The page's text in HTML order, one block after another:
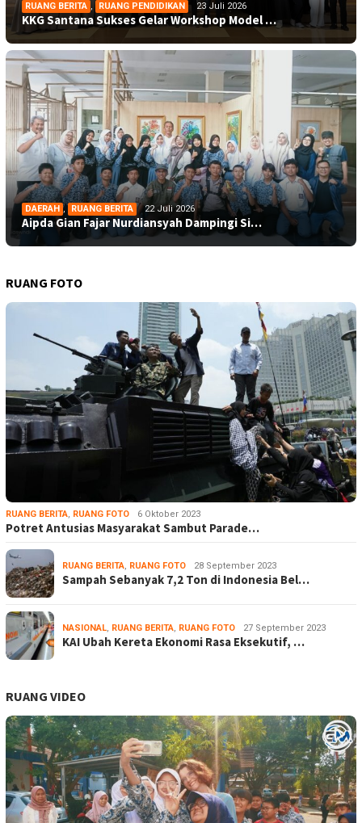
RUANG BERITA , RUANG PENDIDIKAN 23 Juli 2026
KKG Santana Sukses Gelar Workshop Model …
DAERAH , RUANG BERITA 22 Juli 2026
Aipda Gian Fajar Nurdiansyah Dampingi Si…
RUANG FOTO
RUANG BERITA, RUANG FOTO 6 Oktober 2023
Potret Antusias Masyarakat Sambut Parade…
RUANG BERITA, RUANG FOTO 28 September 2023
Sampah Sebanyak 7,2 Ton di Indonesia Bel…
NASIONAL, RUANG BERITA, RUANG FOTO 27 September 2023
KAI Ubah Kereta Ekonomi Rasa Eksekutif, …
RUANG VIDEO